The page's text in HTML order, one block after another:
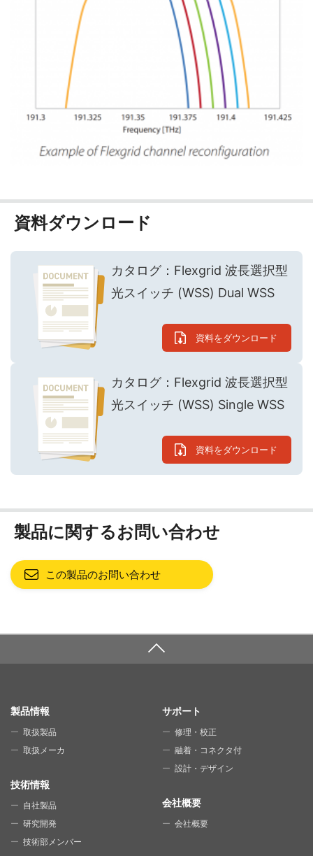
資料ダウンロード
カタログ：Flexgrid 波長選択型
光スイッチ (WSS) Dual WSS
資料をダウンロード
カタログ：Flexgrid 波長選択型
光スイッチ (WSS) Single WSS
資料をダウンロード
製品に関するお問い合わせ
この製品のお問い合わせ
SITE MAP
製品情報
取扱製品
取扱メーカ
技術情報
自社製品
研究開発
技術部メンバー
サポート
修理・校正
融着・コネクタ付
設計・デザイン
会社概要
会社概要